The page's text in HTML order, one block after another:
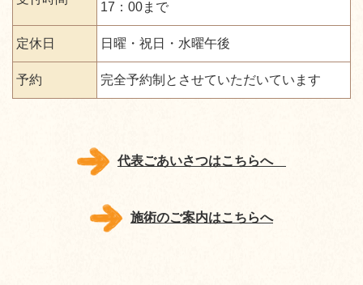
17：00まで
定休日 日曜・祝日・水曜午後
予約 完全予約制とさせていただいています
代表ごあいさつはこちらへ
施術のご案内はこちらへ